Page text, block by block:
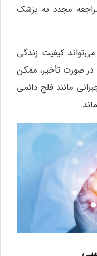
مراجعه مجدد به پزشک
می‌تواند کیفیت زندگی
در صورت تأخیر، ممکن
مانند فلج دائمی